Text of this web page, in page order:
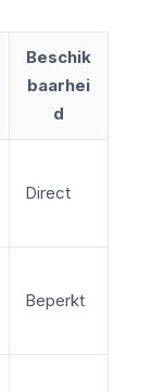
Beschik
baarhei
d
Direct
Beperkt